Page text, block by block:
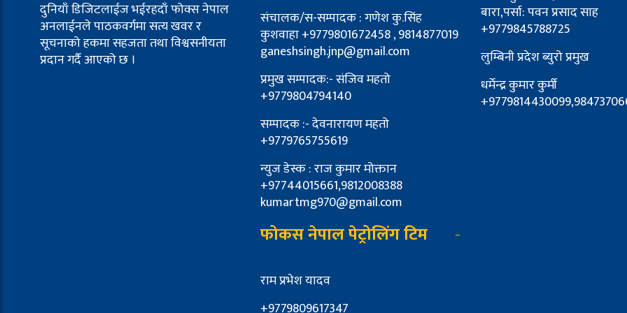
दुनियाँ डिजिटलाईज भईरहदाँ फोक्स नेपाल
अनलाईनले पाठकवर्गमा सत्य खवर र
सूचनाको हकमा सहजता तथा विश्वसनीयता
प्रदान गर्दै आएको छ ।
संचालक/स-सम्पादक : गणेश कु.सिंह
कुशवाहा +9779801672458 , 9814877019
ganeshsingh.jnp@gmail.com
प्रमुख सम्पादक:- संजिव महतो
+9779804794140
सम्पादक :- देवनारायण महतो
+9779765755619
न्युज डेस्क : राज कुमार मोक्तान
+97744015661,9812008388
kumartmg970@gmail.com
फोकस नेपाल पेट्रोलिंग टिम
राम प्रभेश यादव
बारा,पर्सा: पवन प्रसाद साह
+9779845788725
लुम्बिनी प्रदेश ब्युरो प्रमुख
धर्मेन्द्र कुमार कुर्मी